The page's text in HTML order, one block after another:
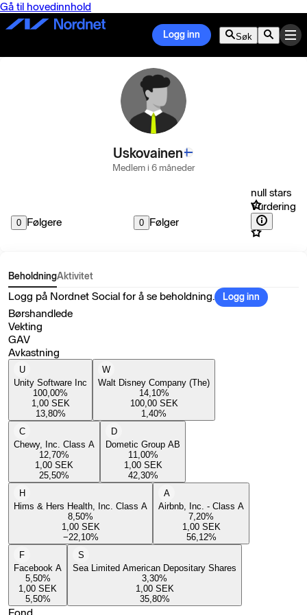
Gå til hovedinnhold
Logg inn Søk
Uskovainen
Medlem i 6 måneder
0 Følgere 0 Følger
null stars
Vurdering
BeholdningAktivitet
Logg på Nordnet Social for å se beholdning. Logg inn
Børshandlede
Vekting
GAV
Avkastning
U
Unity Software Inc
100,00%
1,00 SEK
13,80%
W
Walt Disney Company (The)
14,10%
100,00 SEK
1,40%
C
Chewy, Inc. Class A
12,70%
1,00 SEK
25,50%
D
Dometic Group AB
11,00%
1,00 SEK
42,30%
H
Hims & Hers Health, Inc. Class A
8,50%
1,00 SEK
−22,10%
A
Airbnb, Inc. - Class A
7,20%
1,00 SEK
56,12%
F
Facebook A
5,50%
1,00 SEK
5,50%
S
Sea Limited American Depositary Shares
3,30%
1,00 SEK
35,80%